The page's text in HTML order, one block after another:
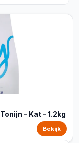
- Kat - 1.2kg
Bekijk